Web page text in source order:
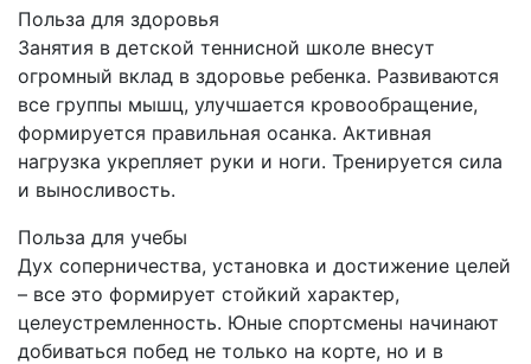
Польза для здоровья
Занятия в детской теннисной школе внесут
огромный вклад в здоровье ребенка. Развиваются
все группы мышц, улучшается кровообращение,
формируется правильная осанка. Активная
нагрузка укрепляет руки и ноги. Тренируется сила
и выносливость.
Польза для учебы
Дух соперничества, установка и достижение целей
– все это формирует стойкий характер,
целеустремленность. Юные спортсмены начинают
добиваться побед не только на корте, но и в